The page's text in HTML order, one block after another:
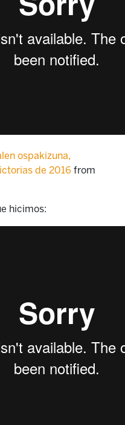
ospakizuna,
de 2016 from
hicimos: